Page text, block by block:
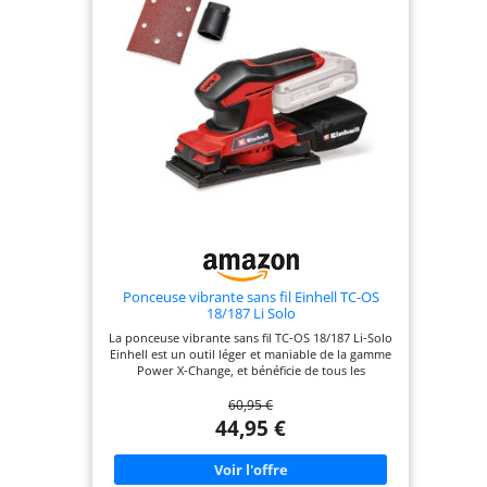
Professional
nouveaux et
existants dans la
même classe de
tension.
Ponceuse vibrante sans fil Einhell TC-OS
18/187 Li Solo
La ponceuse vibrante sans fil TC-OS 18/187 Li-Solo
Einhell est un outil léger et maniable de la gamme
Power X-Change, et bénéficie de tous les
combinables à l’infini. Cette ponceuse vibrante
sans fil est parfaitement adaptée au ponçage de
surfaces planes, pièces de grande dimension,
revêtements ou panneaux. Les grandes surfaces
de préhension avec revêtement souple Softgrip
60,95 €
44,95 €